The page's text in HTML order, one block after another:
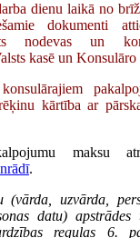
dienu laikā no
dokumenti
nodevas un
kasē un
kārtība ar
maksu
.
(vārda, uzvārda,
datu) apstrādes
regulas 6.